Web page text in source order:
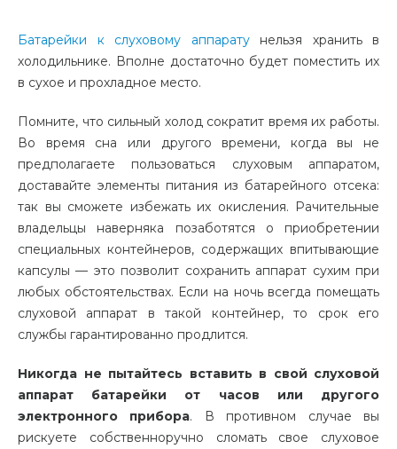
Батарейки к слуховому аппаратунельзя хранить в
холодильнике. Вполне достаточно будет поместить их
в сухое и прохладное место.
Помните, что сильный холод сократит время их работы.
Во время сна или другого времени, когда вы не
предполагаете пользоваться слуховым аппаратом,
доставайте элементы питания из батарейного отсека:
так вы сможете избежать их окисления. Рачительные
владельцы наверняка позаботятся о приобретении
специальных контейнеров, содержащих впитывающие
капсулы — это позволит сохранить аппарат сухим при
любых обстоятельствах. Если на ночь всегда помещать
слуховой аппарат в такой контейнер, то срок его
службы гарантированно продлится.
Никогда не пытайтесь вставить в свой слуховой
аппарат батарейки от часов или другого
электронного прибора. В противном случае вы
рискуете собственноручно сломать свое слуховое